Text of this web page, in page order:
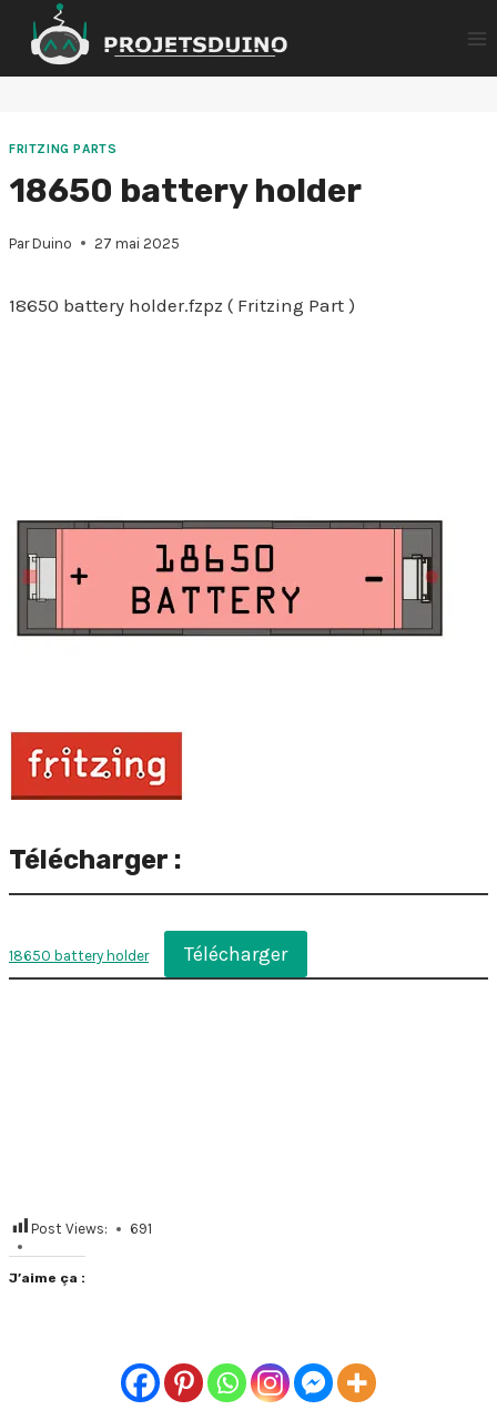
contenu
FRITZING PARTS
18650 battery holder
Par Duino 27 mai 2025
18650 battery holder.fzpz ( Fritzing Part )
Télécharger :
18650 battery holder Télécharger
Post Views: 691
J’aime ça :